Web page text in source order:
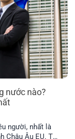
nước nào?
người, nhất là
Âu EU. Tuy